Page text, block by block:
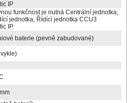
IP
funkčnost je nutná Centrální jednotka,
jednotka, Řídící jednotka CCU3
IP.
baterie (pevně zabudované)